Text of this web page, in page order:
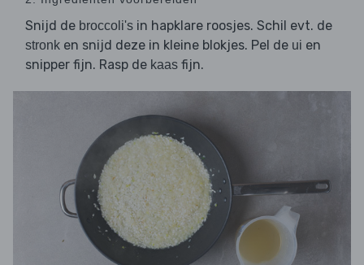
Snijd de broccoli's in hapklare roosjes. Schil evt. de
stronk en snijd deze in kleine blokjes. Pel de ui en
snipper fijn. Rasp de kaas fijn.